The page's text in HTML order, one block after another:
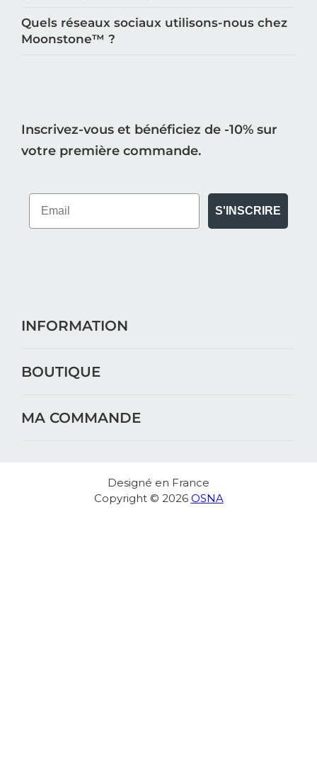
Quels réseaux sociaux utilisons-nous chez
Moonstone™️ ?
Inscrivez-vous et bénéficiez de -10% sur
votre première commande.
S'INSCRIRE
INFORMATION
BOUTIQUE
MA COMMANDE
Designé en France
Copyright © 2026 OSNA